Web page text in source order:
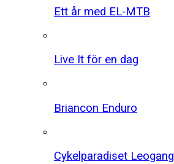
Ett år med EL-MTB
Live It för en dag
Briancon Enduro
Cykelparadiset Leogang